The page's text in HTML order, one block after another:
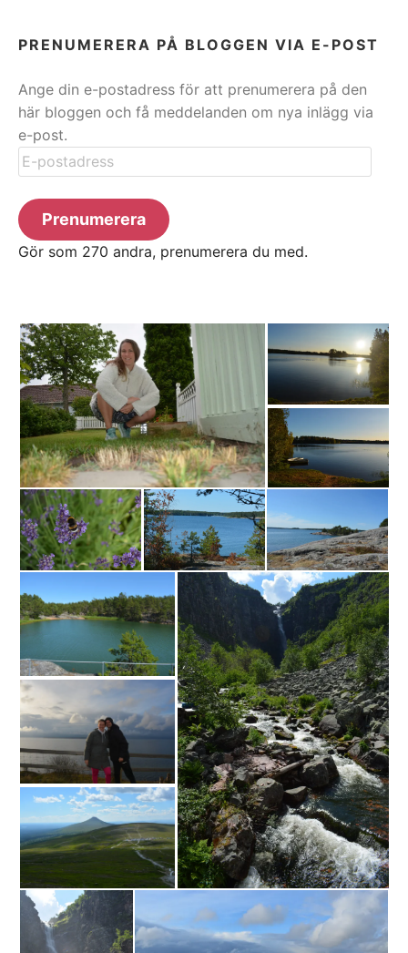
PRENUMERERA PÅ BLOGGEN VIA E-POST
Ange din e-postadress för att prenumerera på den
här bloggen och få meddelanden om nya inlägg via
e-post.
E-
postadress
Prenumerera
Gör som 270 andra, prenumerera du med.